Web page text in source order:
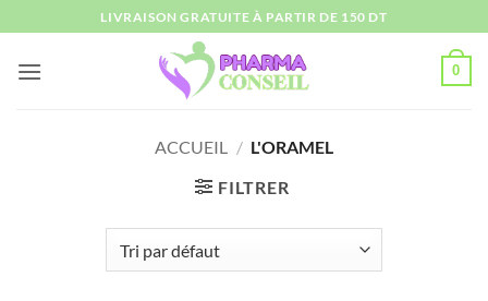
au
contenu
LIVRAISON GRATUITE À PARTIR DE 150 DT
0
ACCUEIL / L'ORAMEL
FILTRER